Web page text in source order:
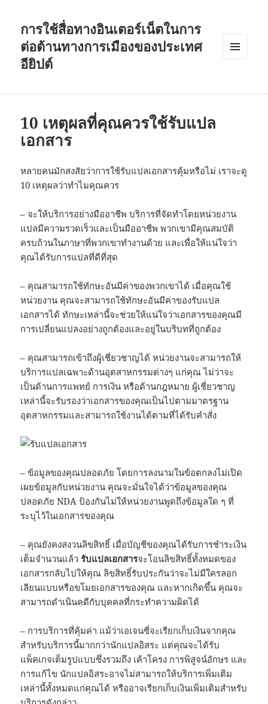
การใช้สื่อทางอินเตอร์เน็ตในการ
ต่อต้านทางการเมืองของประเทศ
อียิปต์
10 เหตุผลที่คุณควรใช้รับแปล
เอกสาร
หลายคนมักสงสัยว่าการใช้รับแปลเอกสารคุ้มหรือไม่ เราจะดู
10 เหตุผลว่าทำไมคุณควร
– จะให้บริการอย่างมืออาชีพ บริการที่จัดทำโดยหน่วยงาน
แปลมีความรวดเร็วและเป็นมืออาชีพ พวกเขามีคุณสมบัติ
ครบถ้วนในภาษาที่พวกเขาทำงานด้วย และเพื่อให้แน่ใจว่า
คุณได้รับการแปลที่ดีที่สุด
– คุณสามารถใช้ทักษะอันมีค่าของพวกเขาได้ เมื่อคุณใช้
หน่วยงาน คุณจะสามารถใช้ทักษะอันมีค่าของรับแปล
เอกสารได้ ทักษะเหล่านี้จะช่วยให้แน่ใจว่าเอกสารของคุณมี
การเปลี่ยนแปลงอย่างถูกต้องและอยู่ในบริบทที่ถูกต้อง
– คุณสามารถเข้าถึงผู้เชี่ยวชาญได้ หน่วยงานจะสามารถให้
บริการแปลเฉพาะด้านอุตสาหกรรมต่างๆ แก่คุณ ไม่ว่าจะ
เป็นด้านการแพทย์ การเงิน หรือด้านกฎหมาย ผู้เชี่ยวชาญ
เหล่านี้จะรับรองว่าเอกสารของคุณเป็นไปตามมาตรฐาน
อุตสาหกรรมและสามารถใช้งานได้ตามที่ได้รับคำสั่ง
– ข้อมูลของคุณปลอดภัย โดยการลงนามในข้อตกลงไม่เปิด
เผยข้อมูลกับหน่วยงาน คุณจะมั่นใจได้ว่าข้อมูลของคุณ
ปลอดภัย NDA ป้องกันไม่ให้หน่วยงานพูดถึงข้อมูลใด ๆ ที่
ระบุไว้ในเอกสารของคุณ
– คุณยังคงสงวนลิขสิทธิ์ เมื่อบัญชีของคุณได้รับการชำระเงิน
เต็มจำนวนแล้วรับแปลเอกสารจะโอนลิขสิทธิ์ทั้งหมดของ
เอกสารกลับไปให้คุณ ลิขสิทธิ์รับประกันว่าจะไม่มีใครลอก
เลียนแบบหรือขโมยเอกสารของคุณ และหากเกิดขึ้น คุณจะ
สามารถดำเนินคดีกับบุคคลที่กระทำความผิดได้
– การบริการที่คุ้มค่า แม้ว่าเอเจนซี่จะเรียกเก็บเงินจากคุณ
สำหรับบริการนี้มากกว่านักแปลอิสระ แต่คุณจะได้รับ
แพ็คเกจเต็มรูปแบบซึ่งรวมถึง เค้าโครง การพิสูจน์อักษร และ
การแก้ไข นักแปลอิสระอาจไม่สามารถให้บริการเพิ่มเติม
เหล่านี้ทั้งหมดแก่คุณได้ หรืออาจเรียกเก็บเงินเพิ่มเติมสำหรับ